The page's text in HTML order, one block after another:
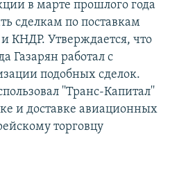
в марте прошлого года
сделкам по поставкам
КНДР. Утверждается, что
Газарян работал с
подобных сделок.
''Транс-Капитал''
и доставке авиационных
торговцу